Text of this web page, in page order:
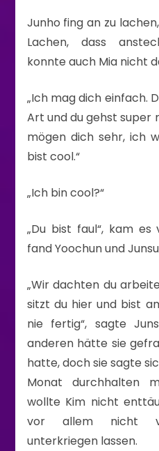
Junho fing an zu
Lachen, dass
konnte auch Mia nicht
„Ich mag dich einfach.
Art und du gehst super
mögen dich sehr, ich
bist cool.“
„Ich bin cool?“
„Du bist faul“, kam
fand Yoochun und
„Wir dachten du
sitzt du hier und bist
nie fertig“, sagte
anderen hätte sie
hatte, doch sie sagte
Monat durchhalten
wollte Kim nicht
vor allem nicht
unterkriegen lassen.